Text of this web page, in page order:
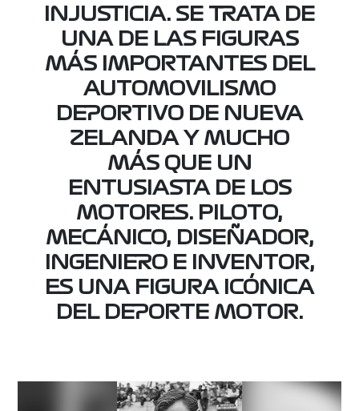
INJUSTICIA. SE TRATA DE
UNA DE LAS FIGURAS
MÁS IMPORTANTES DEL
AUTOMOVILISMO
DEPORTIVO DE NUEVA
ZELANDA Y MUCHO
MÁS QUE UN
ENTUSIASTA DE LOS
MOTORES. PILOTO,
MECÁNICO, DISEÑADOR,
INGENIERO E INVENTOR,
ES UNA FIGURA ICÓNICA
DEL DEPORTE MOTOR.